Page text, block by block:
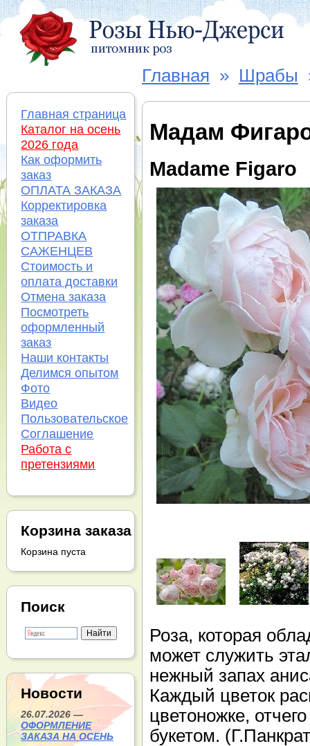
Главная » Шрабы
Мадам
Madame Figaro
Роза, которая
может служить
нежный запах
Каждый цветок
цветоножке,
букетом.
Главная страница
Каталог на осень
2026 года
Как оформить
заказ
ОПЛАТА ЗАКАЗА
Корректировка
заказа
ОТПРАВКА
САЖЕНЦЕВ
Стоимость и
оплата доставки
Отмена заказа
Посмотреть
оформленный
заказ
Наши контакты
Делимся опытом
Фото
Видео
Пользовательское
Соглашение
Работа с
претензиями
Корзина заказа
Корзина пуста
Поиск
Новости
26.07.2026 —
ОФОРМЛЕНИЕ
ЗАКАЗА НА ОСЕНЬ